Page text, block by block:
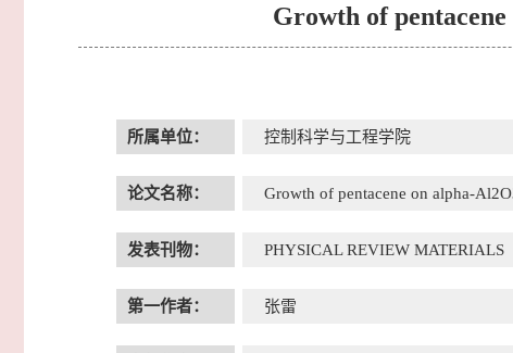
Growth of
所属单位： 控制科学与工程学院
论文名称： Growth of pentacene on alpha-
发表刊物： PHYSICAL REVIEW MATERIALS
第一作者： 张雷